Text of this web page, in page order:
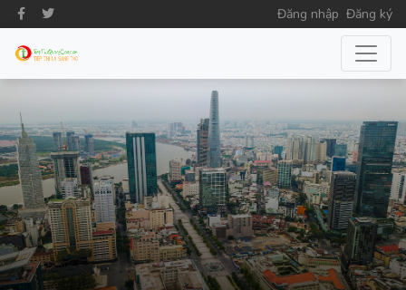
Đăng nhập Đăng ký